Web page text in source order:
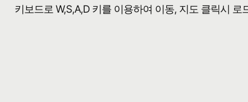
키보드로 W,S,A,D 키를 이용하여 이동, 지도 클릭시